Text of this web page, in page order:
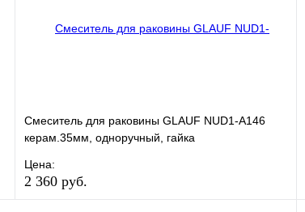
Смеситель для раковины GLAUF NUD1-A146
керам.35мм, одноручный, гайка
Цена:
2 360 руб.